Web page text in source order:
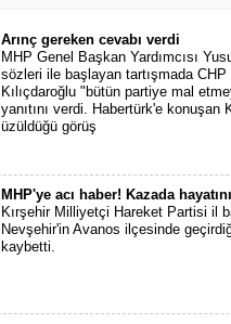
Arınç gereken cevabı verdi
MHP Genel Başkan Yardımcısı
sözleri ile başlayan tartışmada CHP
Kılıçdaroğlu "bütün partiye mal
yanıtını verdi. Habertürk'e konuşan
üzüldüğü görüş
MHP'ye acı haber! Kazada
Kırşehir Milliyetçi Hareket Partisi il
Nevşehir'in Avanos ilçesinde
kaybetti.